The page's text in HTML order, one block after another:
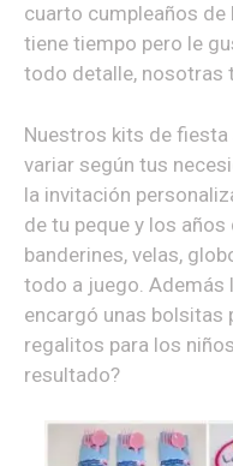
cuarto cumpleaños de
tiene tiempo pero le
todo detalle, nosotras
Nuestros kits de
variar según tus
la invitación
de tu peque y los
banderines, velas,
todo a juego. Además
encargó unas bolsitas
regalitos para los
resultado?